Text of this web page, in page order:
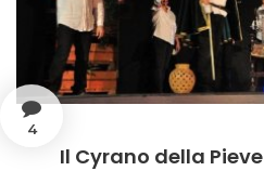
4
Il Cyrano della Pieve